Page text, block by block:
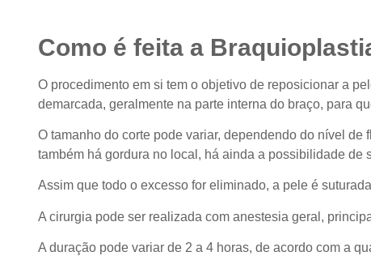
Como é feita a
O procedimento em si tem o objetivo de reposicionar a
demarcada, geralmente na parte interna do braço, para
O tamanho do corte pode variar, dependendo do nível
também há gordura no local, há ainda a possibilidade de
Assim que todo o excesso for eliminado, a pele é
A cirurgia pode ser realizada com anestesia geral,
A duração pode variar de 2 a 4 horas, de acordo com a